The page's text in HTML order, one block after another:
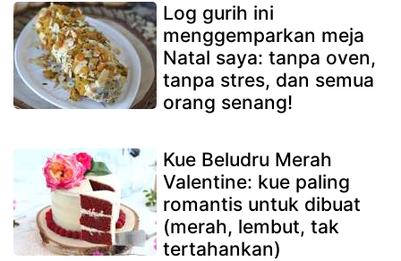
Log gurih ini
menggemparkan meja
Natal saya: tanpa oven,
tanpa stres, dan semua
orang senang!
Kue Beludru Merah
Valentine: kue paling
romantis untuk dibuat
(merah, lembut, tak
tertahankan)